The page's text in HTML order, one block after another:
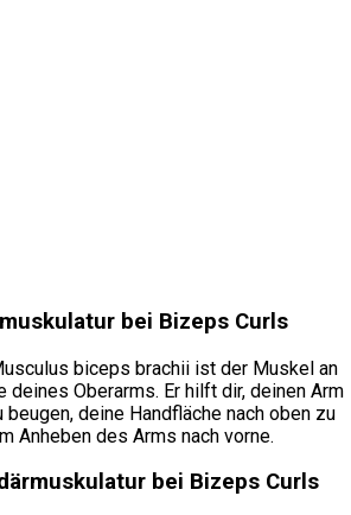
bei Bizeps Curls
biceps brachii ist der Muskel an
deines Oberarms. Er hilft dir, deinen Arm
beugen, deine Handfläche nach oben zu
Anheben des Arms nach vorne.
bei Bizeps Curls